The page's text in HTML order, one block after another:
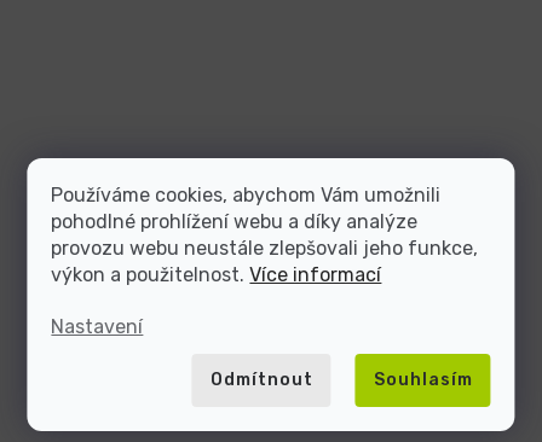
Používáme cookies, abychom Vám umožnili
pohodlné prohlížení webu a díky analýze
provozu webu neustále zlepšovali jeho funkce,
výkon a použitelnost.Více informací
Nastavení
Odmítnout Souhlasím